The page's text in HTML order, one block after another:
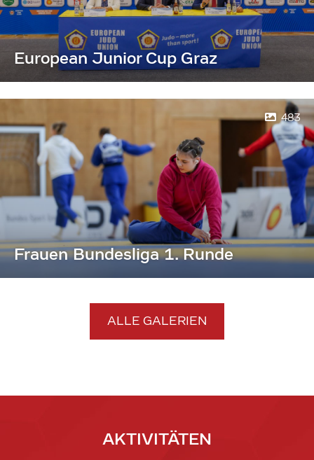
European Junior Cup Graz
483
Frauen Bundesliga 1. Runde
ALLE GALERIEN
AKTIVITÄTEN